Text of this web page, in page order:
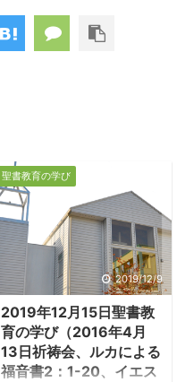
聖書教育の学び
2019/12/9
2019年12月15日聖書教
育の学び（2016年4月
13日祈祷会、ルカによる
福音書2：1-20、イエス